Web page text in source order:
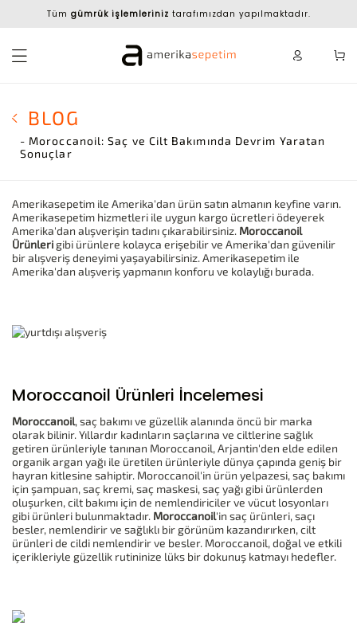
Tüm gümrük işlemleriniz tarafımızdan yapılmaktadır.
BLOG
- Moroccanoil: Saç ve Cilt Bakımında Devrim Yaratan
Sonuçlar
Amerikasepetim ile Amerika'dan ürün satın almanın keyfine varın.
Amerikasepetim hizmetleri ile uygun kargo ücretleri ödeyerek
Amerika'dan alışverişin tadını çıkarabilirsiniz. Moroccanoil
Ürünleri gibi ürünlere kolayca erişebilir ve Amerika'dan güvenilir
bir alışveriş deneyimi yaşayabilirsiniz. Amerikasepetim ile
Amerika'dan alışveriş yapmanın konforu ve kolaylığı burada.
Moroccanoil Ürünleri İncelemesi
Moroccanoil, saç bakımı ve güzellik alanında öncü bir marka
olarak bilinir. Yıllardır kadınların saçlarına ve ciltlerine sağlık
getiren ürünleriyle tanınan Moroccanoil, Arjantin'den elde edilen
organik argan yağı ile üretilen ürünleriyle dünya çapında geniş bir
hayran kitlesine sahiptir. Moroccanoil'in ürün yelpazesi, saç bakımı
için şampuan, saç kremi, saç maskesi, saç yağı gibi ürünlerden
oluşurken, cilt bakımı için de nemlendiriciler ve vücut losyonları
gibi ürünleri bulunmaktadır. Moroccanoil'in saç ürünleri, saçı
besler, nemlendirir ve sağlıklı bir görünüm kazandırırken, cilt
ürünleri de cildi nemlendirir ve besler. Moroccanoil, doğal ve etkili
içerikleriyle güzellik rutininize lüks bir dokunuş katmayı hedefler.